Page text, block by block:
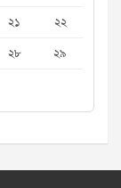
২১
২২
২৮
২৯